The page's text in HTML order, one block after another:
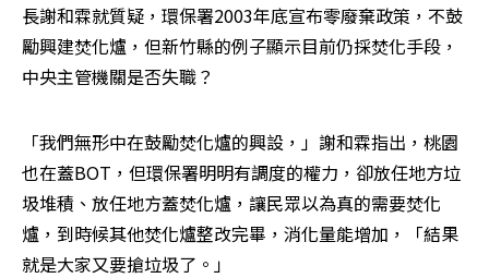
長謝和霖就質疑，環保署2003年底宣布零廢棄政策，不鼓
勵興建焚化爐，但新竹縣的例子顯示目前仍採焚化手段，
中央主管機關是否失職？
「我們無形中在鼓勵焚化爐的興設，」謝和霖指出，桃園
也在蓋BOT，但環保署明明有調度的權力，卻放任地方垃
圾堆積、放任地方蓋焚化爐，讓民眾以為真的需要焚化
爐，到時候其他焚化爐整改完畢，消化量能增加，「結果
就是大家又要搶垃圾了。」